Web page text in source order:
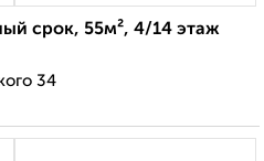
срок, 55м², 4/14 этаж
34